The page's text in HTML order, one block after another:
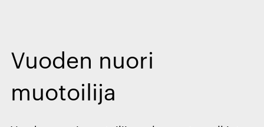
Vuoden nuori
muotoilija